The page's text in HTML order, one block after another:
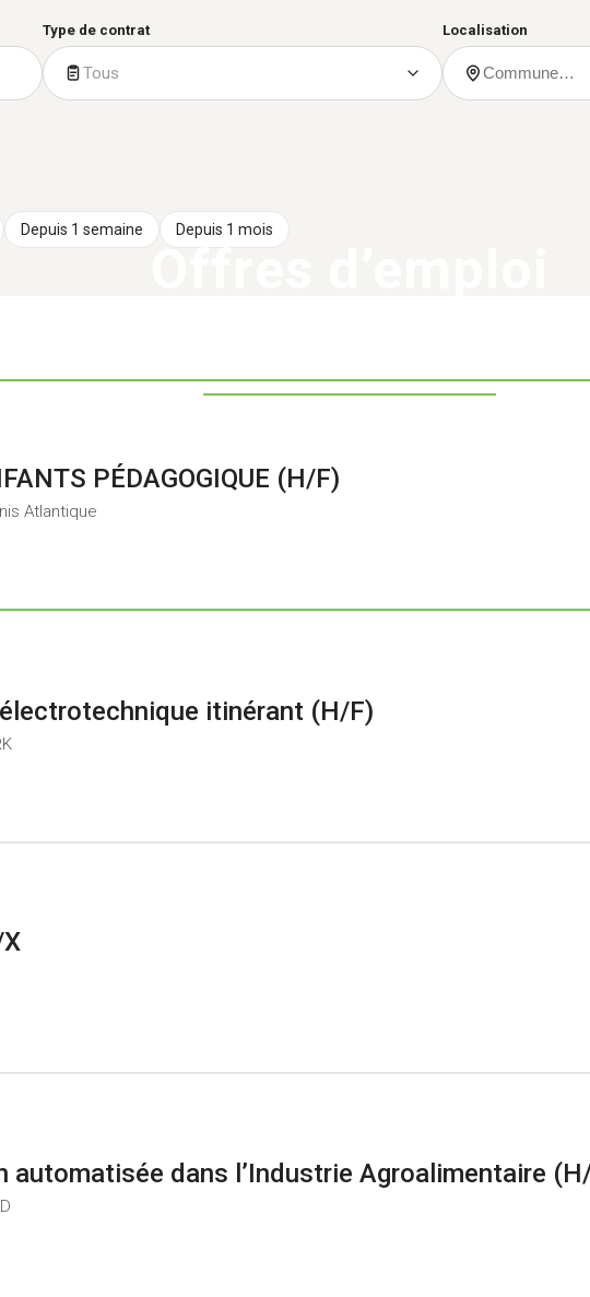
Offres d’emploi
Type de contrat
Tous
Localisation
Depuis 1 semaine Depuis 1 mois
PÉDAGOGIQUE (H/F)
Atlantique
itinérant (H/F)
automatisée dans l’Industrie Agroalimentaire